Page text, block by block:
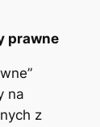
prawne
na
z